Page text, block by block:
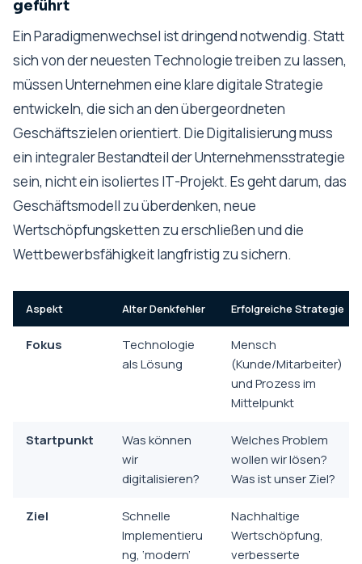
geführt
Ein Paradigmenwechsel ist dringend notwendig. Statt
sich von der neuesten Technologie treiben zu lassen,
müssen Unternehmen eine klare digitale Strategie
entwickeln, die sich an den übergeordneten
Geschäftszielen orientiert. Die Digitalisierung muss
ein integraler Bestandteil der Unternehmensstrategie
sein, nicht ein isoliertes IT-Projekt. Es geht darum, das
Geschäftsmodell zu überdenken, neue
Wertschöpfungsketten zu erschließen und die
Wettbewerbsfähigkeit langfristig zu sichern.
Aspekt Alter Denkfehler Erfolgreiche Strategie
Fokus
Technologie
als Lösung
Mensch
(Kunde/Mitarbeiter)
und Prozess im
Mittelpunkt
Startpunkt
Was können
wir
digitalisieren?
Welches Problem
wollen wir lösen?
Was ist unser Ziel?
Ziel
Schnelle
Implementieru
ng, ‘modern’
Nachhaltige
Wertschöpfung,
verbesserte